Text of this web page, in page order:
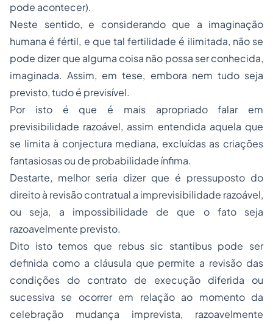
pode acontecer).
Neste sentido, e considerando que a imaginação
humana é fértil, e que tal fertilidade é ilimitada, não se
pode dizer que alguma coisa não possa ser conhecida,
imaginada. Assim, em tese, embora nem tudo seja
previsto, tudo é previsível.
Por isto é que é mais apropriado falar em
previsibilidade razoável, assim entendida aquela que
se limita à conjectura mediana, excluídas as criações
fantasiosas ou de probabilidade ínfima.
Destarte, melhor seria dizer que é pressuposto do
direito à revisão contratual a imprevisibilidade razoável,
ou seja, a impossibilidade de que o fato seja
razoavelmente previsto.
Dito isto temos que rebus sic stantibuspode ser
definida como a cláusula que permite a revisão das
condições do contrato de execução diferida ou
sucessiva se ocorrer em relação ao momento da
celebração mudança imprevista, razoavelmente